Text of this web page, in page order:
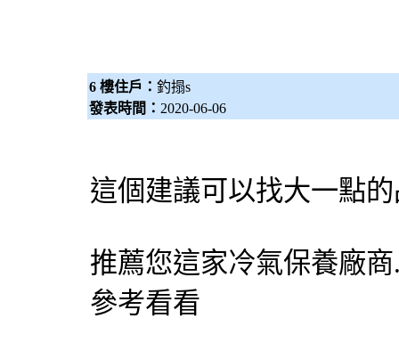
6 樓住戶： 釣搨s
發表時間： 2020-06-06
這個建議可以找大一點
推薦您這家冷氣保養廠
參考看看